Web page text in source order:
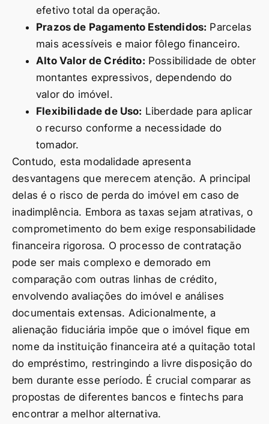
efetivo total da operação.
Prazos de Pagamento Estendidos: Parcelas
mais acessíveis e maior fôlego financeiro.
Alto Valor de Crédito: Possibilidade de obter
montantes expressivos, dependendo do
valor do imóvel.
Flexibilidade de Uso: Liberdade para aplicar
o recurso conforme a necessidade do
tomador.
Contudo, esta modalidade apresenta
desvantagens que merecem atenção. A principal
delas é o risco de perda do imóvel em caso de
inadimplência. Embora as taxas sejam atrativas, o
comprometimento do bem exige responsabilidade
financeira rigorosa. O processo de contratação
pode ser mais complexo e demorado em
comparação com outras linhas de crédito,
envolvendo avaliações do imóvel e análises
documentais extensas. Adicionalmente, a
alienação fiduciária impõe que o imóvel fique em
nome da instituição financeira até a quitação total
do empréstimo, restringindo a livre disposição do
bem durante esse período. É crucial comparar as
propostas de diferentes bancos e fintechs para
encontrar a melhor alternativa.